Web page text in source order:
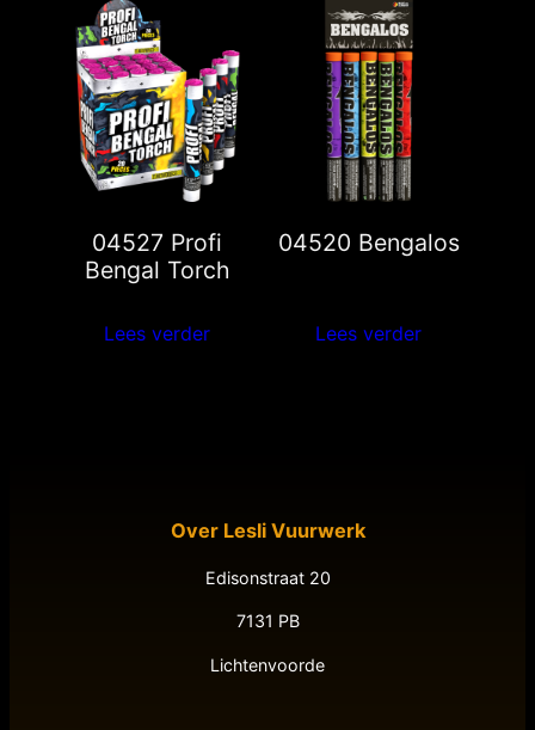
04527 Profi
Bengal Torch
Lees verder
04520 Bengalos
Lees verder
Over Lesli Vuurwerk
Edisonstraat 20
7131 PB
Lichtenvoorde